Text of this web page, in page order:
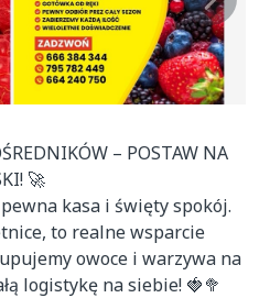
– POSTAW NA
🚀
kasa i święty spokój.
to realne wsparcie
owoce i warzywa na
logistykę na siebie! 🍓🥦